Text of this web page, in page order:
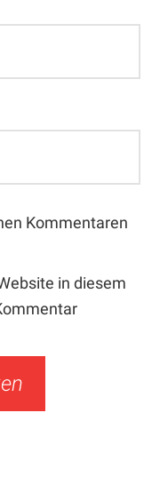
Kommentaren
in diesem